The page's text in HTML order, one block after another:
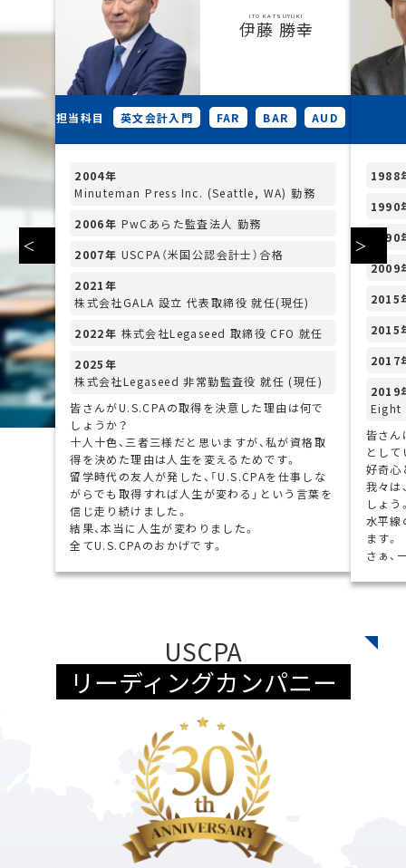
ITO KATSUYUKI
伊藤 勝幸
担当科目 英文会計入門 FAR BAR AUD
2004年
Minuteman Press Inc. (Seattle, WA) 勤務
2006年 PwCあらた監査法人 勤務
2007年 USCPA（米国公認会計士）合格
2021年
株式会社GALA 設立 代表取締役 就任(現任)
2022年 株式会社Legaseed 取締役 CFO 就任
2025年
株式会社Legaseed 非常勤監査役 就任 (現任)
皆さんがU.S.CPAの取得を決意した理由は何で
しょうか？
十人十色、三者三様だと思いますが、私が資格取
得を決めた理由は人生を変えるためです。
留学時代の友人が発した、「U.S.CPAを仕事しな
がらでも取得すれば人生が変わる」という言葉を
信じ走り続けました。
結果、本当に人生が変わりました。
全てU.S.CPAのおかげです。
1988
1990
1990
2009
2015
2015
2017
2019
Eight
皆さん
として
好奇心
我々は
しょう
水平線
ます。
さぁ、
＜ ＞
USCPA
リーディングカンパニー